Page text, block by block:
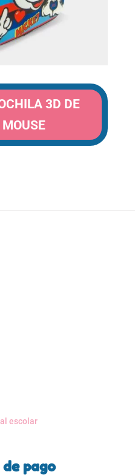
3D DE
escolar
pago